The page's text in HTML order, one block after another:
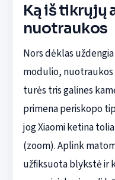
Ką iš tikrųjų
nuotraukos
Nors dėklas
modulio, nuotraukos
turės tris galines
primena periskopo
jog Xiaomi ketina
(zoom). Aplink
užfiksuota blykstė ir